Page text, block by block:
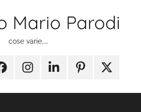
Mario Parodi
cose varie……
InstagramLinkedinPinterest
X
Twitter)